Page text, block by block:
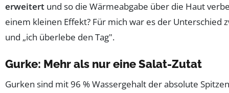
erweitert und so die Wärmeabgabe über die Haut
einem kleinen Effekt? Für mich war es der Unterschied
und „ich überlebe den Tag".
Gurke: Mehr als nur eine Salat-Zutat
Gurken sind mit 96 % Wassergehalt der absolute